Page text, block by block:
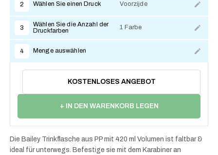
2 Wählen Sie einen Druck Voorzijde
3
Wählen Sie die Anzahl der
Druckfarben
1 Farbe
4 Menge auswählen
KOSTENLOSES ANGEBOT
+ IN DEN WARENKORB LEGEN
Die Bailey Trinkflasche aus PP mit 420 ml Volumen ist faltbar &
ideal für unterwegs. Befestige sie mit dem Karabiner an